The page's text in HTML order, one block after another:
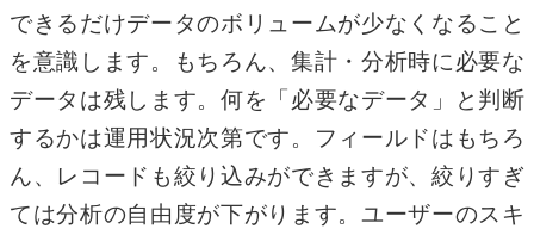
できるだけデータのボリュームが少なくなること
を意識します。もちろん、集計・分析時に必要な
データは残します。何を「必要なデータ」と判断
するかは運用状況次第です。フィールドはもちろ
ん、レコードも絞り込みができますが、絞りすぎ
ては分析の自由度が下がります。ユーザーのスキ